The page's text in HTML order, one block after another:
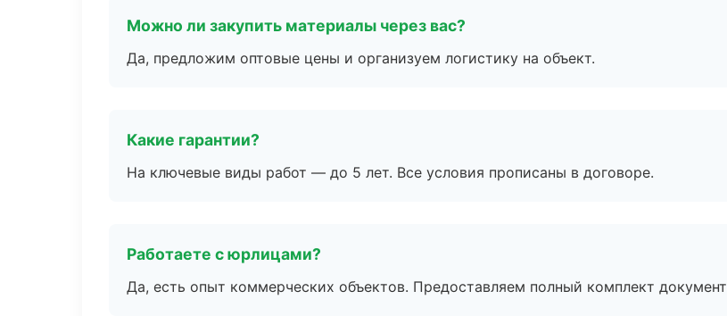
Можно ли закупить материалы через вас?
Да, предложим оптовые цены и организуем логистику на объект.
Какие гарантии?
На ключевые виды работ — до 5 лет. Все условия прописаны в договоре.
Работаете с юрлицами?
Да, есть опыт коммерческих объектов. Предоставляем полный комплект